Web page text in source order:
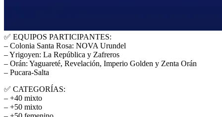
✅ EQUIPOS PARTICIPANTES:
– Colonia Santa Rosa: NOVA Urundel
– Yrigoyen: La República y Zafreros
– Orán: Yaguareté, Revelación, Imperio Golden y Zenta Orán
– Pucara-Salta
✅ CATEGORÍAS:
– +40 mixto
– +50 mixto